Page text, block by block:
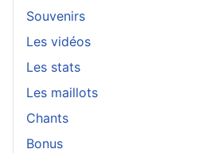
Souvenirs
Les vidéos
Les stats
Les maillots
Chants
Bonus